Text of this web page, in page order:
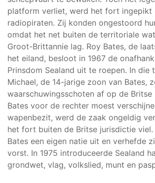
platform verliet, werd het fort ingepikt
radiopiraten. Zij konden ongestoord
omdat het net buiten de territoriale
Groot-Brittannie lag. Roy Bates, de
het eiland, besloot in 1967 de
Prinsdom Sealand uit te roepen. In die
Michael, de 14-jarige zoon van Bates,
waarschuwingsschoten af op de Britse
Bates voor de rechter moest
wapenbezit, werd de zaak ongeldig
het fort buiten de Britse jurisdictie
Bates een eigen natie uit en verhefde
vorst. In 1975 introduceerde Sealand
grondwet, vlag, volkslied, munt en